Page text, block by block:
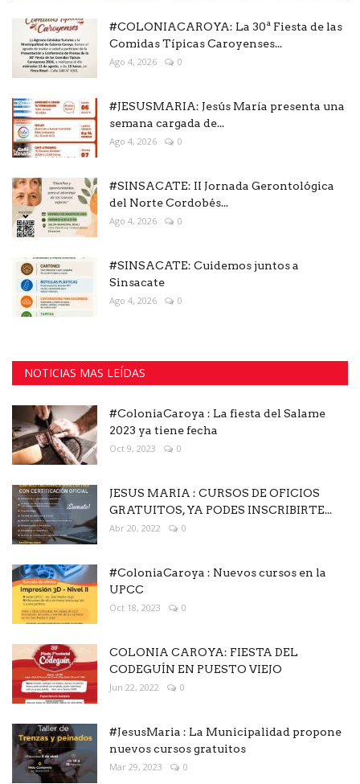
#COLONIACAROYA: La 30ª Fiesta de las
Comidas Típicas Caroyenses...
Ago 4, 2026 0
#JESUSMARIA: Jesús María presenta una
semana cargada de...
Ago 4, 2026 0
#SINSACATE: II Jornada Gerontológica
del Norte Cordobés...
Ago 4, 2026 0
#SINSACATE: Cuidemos juntos a
Sinsacate
Ago 4, 2026 0
NOTICIAS MAS LEÍDAS
#ColoniaCaroya : La fiesta del Salame
2023 ya tiene fecha
Oct 9, 2023 0
JESUS MARIA : CURSOS DE OFICIOS
GRATUITOS, YA PODES INSCRIBIRTE...
Abr 20, 2022 0
#ColoniaCaroya : Nuevos cursos en la
UPCC
Oct 18, 2023 0
COLONIA CAROYA: FIESTA DEL
CODEGUÍN EN PUESTO VIEJO
Jun 22, 2022 0
#JesusMaria : La Municipalidad propone
nuevos cursos gratuitos
Mar 29, 2023 0